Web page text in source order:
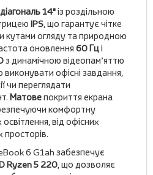
діагональ 14"із роздільною
IPS, що гарантує чітке
кутами огляду та природною
оновлення 60 Гці
з динамічною відеопам’яттю
офісні завдання,
чи переглядати
Матовепокриття екрана
комфортну
від офісних
просторів.
6 G1ah забезпечує
Ryzen 5 220, що дозволяє